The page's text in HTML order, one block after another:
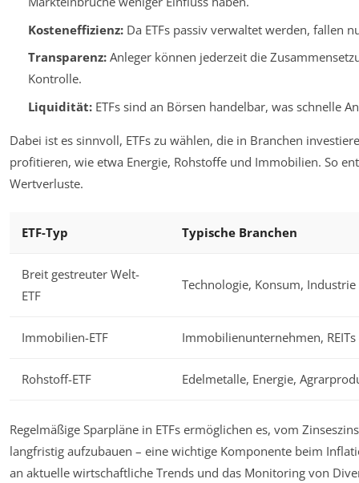
Kosteneffizienz:Da ETFs passiv verwaltet werden, fallen
Transparenz:Anleger können jederzeit die
Kontrolle.
Liquidität:ETFs sind an Börsen handelbar, was schnelle
Dabei ist es sinnvoll, ETFs zu wählen, die in Branchen
profitieren, wie etwa Energie, Rohstoffe und Immobilien. So
Wertverluste.
ETF-Typ Typische Branchen
Breit gestreuter Welt-
ETF
Technologie, Konsum, Industrie
Immobilien-ETF Immobilienunternehmen, REITs
Rohstoff-ETF Edelmetalle, Energie,
Regelmäßige Sparpläne in ETFs ermöglichen es, vom
langfristig aufzubauen – eine wichtige Komponente beim
an aktuelle wirtschaftliche Trends und das Monitoring von